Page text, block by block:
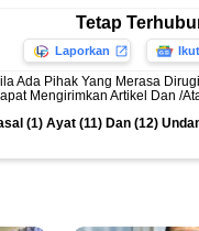
Tetap
Laporkan
Ada Pihak Yang Merasa
Mengirimkan Artikel Dan /
(1) Ayat (11) Dan (12)